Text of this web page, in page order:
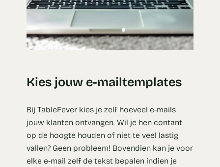
Kies jouw e-mailtemplates
Bij TableFever kies je zelf hoeveel e-mails
jouw klanten ontvangen. Wil je hen contant
op de hoogte houden of niet te veel lastig
vallen? Geen probleem! Bovendien kan je voor
elke e-mail zelf de tekst bepalen indien je